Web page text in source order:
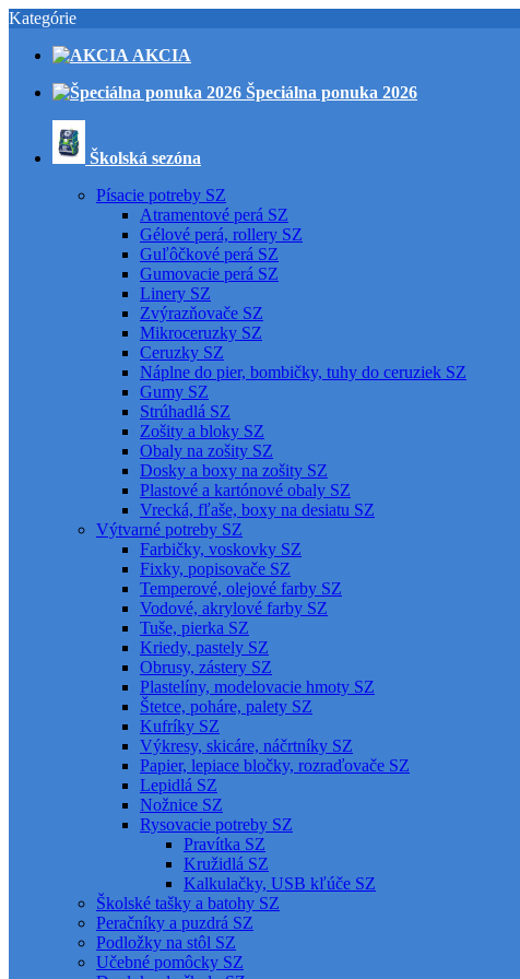
Kategórie
AKCIA
Špeciálna ponuka 2026
Školská sezóna
Písacie potreby SZ
Atramentové perá SZ
Gélové perá, rollery SZ
Guľôčkové perá SZ
Gumovacie perá SZ
Linery SZ
Zvýrazňovače SZ
Mikroceruzky SZ
Ceruzky SZ
Náplne do pier, bombičky, tuhy do ceruziek SZ
Gumy SZ
Strúhadlá SZ
Zošity a bloky SZ
Obaly na zošity SZ
Dosky a boxy na zošity SZ
Plastové a kartónové obaly SZ
Vrecká, fľaše, boxy na desiatu SZ
Výtvarné potreby SZ
Farbičky, voskovky SZ
Fixky, popisovače SZ
Temperové, olejové farby SZ
Vodové, akrylové farby SZ
Tuše, pierka SZ
Kriedy, pastely SZ
Obrusy, zástery SZ
Plastelíny, modelovacie hmoty SZ
Štetce, poháre, palety SZ
Kufríky SZ
Výkresy, skicáre, náčrtníky SZ
Papier, lepiace bločky, rozraďovače SZ
Lepidlá SZ
Nožnice SZ
Rysovacie potreby SZ
Pravítka SZ
Kružidlá SZ
Kalkulačky, USB kľúče SZ
Školské tašky a batohy SZ
Peračníky a puzdrá SZ
Podložky na stôl SZ
Učebné pomôcky SZ